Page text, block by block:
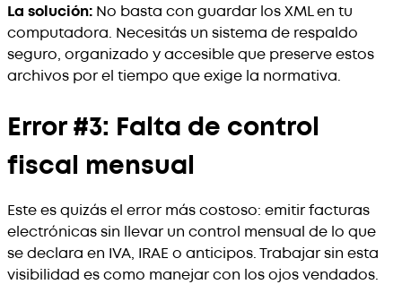
La solución: No basta con guardar los XML en tu
computadora. Necesitás un sistema de respaldo
seguro, organizado y accesible que preserve estos
archivos por el tiempo que exige la normativa.
Error #3: Falta de control
fiscal mensual
Este es quizás el error más costoso: emitir facturas
electrónicas sin llevar un control mensual de lo que
se declara en IVA, IRAE o anticipos. Trabajar sin esta
visibilidad es como manejar con los ojos vendados.